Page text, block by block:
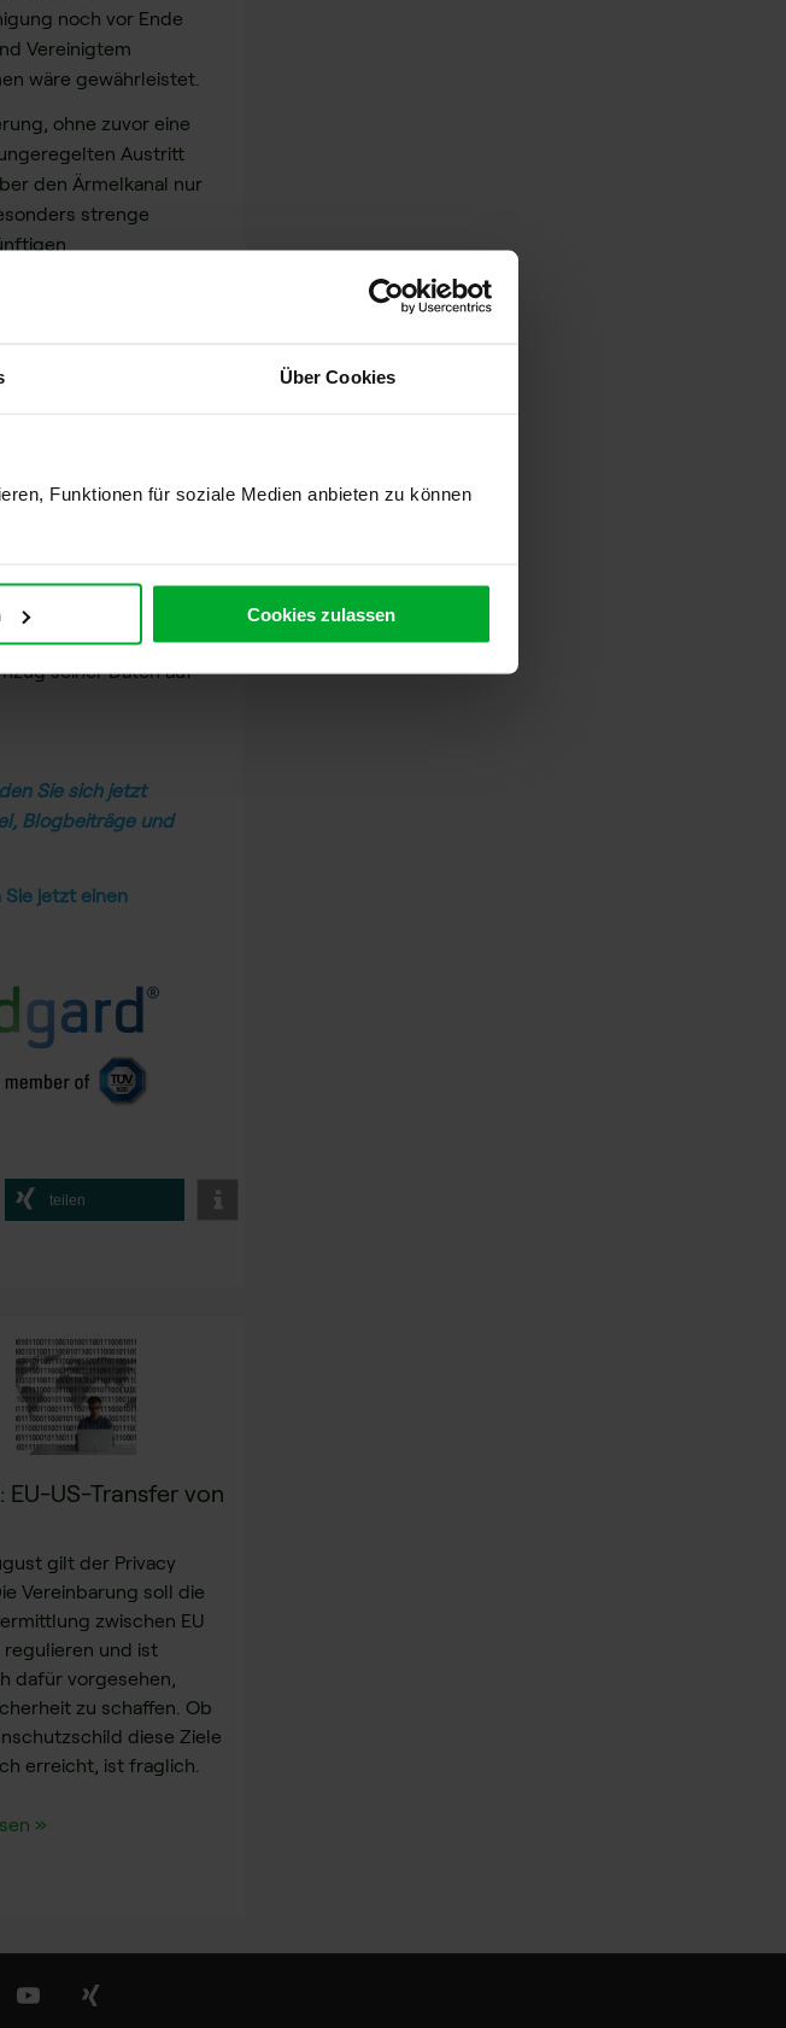
Über Cookies
Funktionen für soziale Medien anbieten zu können
Cookies zulassen
noch vor Ende
Vereinigtem
wäre gewährleistet.
ohne zuvor eine
Austritt
den Ärmelkanal nur
strenge
genehmigen lassen.
Datenverarbeitende
können, um weiterhin
alle
zwar immer noch
Ein
verfolgen. Doch
werden sie als
seiner Daten auf
Sie sich jetzt
Blogbeiträge und
Sie jetzt einen
teilen
EU-US-Transfer von
gilt der Privacy
Vereinbarung soll die
zwischen EU
regulieren und ist
dafür vorgesehen,
zu schaffen. Ob
diese Ziele
erreicht, ist fraglich.
»